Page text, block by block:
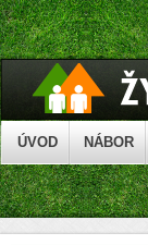
ÚVOD NÁBOR